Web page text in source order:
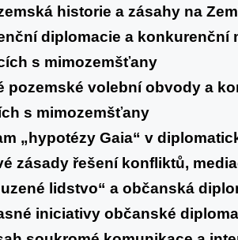
historie a zásahy na
diplomacie a konkurenční
s mimozemšťany
pozemské volební obvody a
s mimozemšťany
„hypotézy Gaia“ v
zásady řešení konfliktů,
lidstvo“ a občanská
iniciativy občanské